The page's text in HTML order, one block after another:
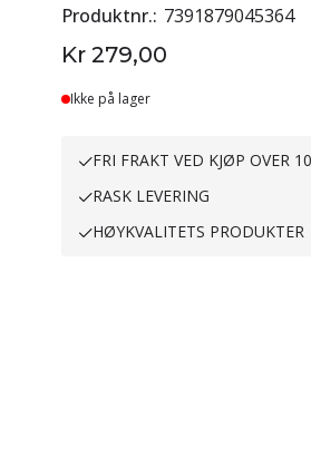
Produktnr. 7391879045364
Kr 279,00
Ikke på lager
FRI FRAKT VED KJØP OVER
RASK LEVERING
HØYKVALITETS PRODUKTER